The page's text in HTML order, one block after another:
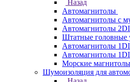
Назад
Автомагнитолы
Автомагнитолы с
Автомагнитолы
Штатные головные
Автомагнитолы
Автомагнитолы
Морские магнитолы
Шумоизоляция для